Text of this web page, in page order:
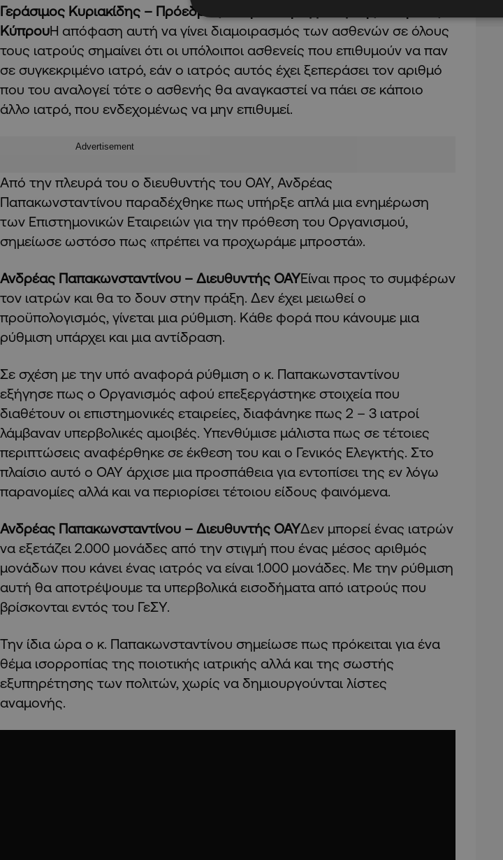
Γεράσιμος Κυριακίδης – Πρόεδρος Ωτορινολαρυγγολογικής Εταιρείας
ΚύπρουΗ απόφαση αυτή να γίνει διαμοιρασμός των ασθενών σε όλους
τους ιατρούς σημαίνει ότι οι υπόλοιποι ασθενείς που επιθυμούν να παν
σε συγκεκριμένο ιατρό, εάν ο ιατρός αυτός έχει ξεπεράσει τον αριθμό
που του αναλογεί τότε ο ασθενής θα αναγκαστεί να πάει σε κάποιο
άλλο ιατρό, που ενδεχομένως να μην επιθυμεί.
Advertisement
Από την πλευρά του ο διευθυντής του ΟΑΥ, Ανδρέας
Παπακωνσταντίνου παραδέχθηκε πως υπήρξε απλά μια ενημέρωση
των Επιστημονικών Εταιρειών για την πρόθεση του Οργανισμού,
σημείωσε ωστόσο πως «πρέπει να προχωράμε μπροστά».
Ανδρέας Παπακωνσταντίνου – Διευθυντής ΟΑΥΕίναι προς το συμφέρων
τον ιατρών και θα το δουν στην πράξη. Δεν έχει μειωθεί ο
προϋπολογισμός, γίνεται μια ρύθμιση. Κάθε φορά που κάνουμε μια
ρύθμιση υπάρχει και μια αντίδραση.
Σε σχέση με την υπό αναφορά ρύθμιση ο κ. Παπακωνσταντίνου
εξήγησε πως ο Οργανισμός αφού επεξεργάστηκε στοιχεία που
διαθέτουν οι επιστημονικές εταιρείες, διαφάνηκε πως 2 – 3 ιατροί
λάμβαναν υπερβολικές αμοιβές. Υπενθύμισε μάλιστα πως σε τέτοιες
περιπτώσεις αναφέρθηκε σε έκθεση του και ο Γενικός Ελεγκτής. Στο
πλαίσιο αυτό ο ΟΑΥ άρχισε μια προσπάθεια για εντοπίσει της εν λόγω
παρανομίες αλλά και να περιορίσει τέτοιου είδους φαινόμενα.
Ανδρέας Παπακωνσταντίνου – Διευθυντής ΟΑΥΔεν μπορεί ένας ιατρών
να εξετάζει 2.000 μονάδες από την στιγμή που ένας μέσος αριθμός
μονάδων που κάνει ένας ιατρός να είναι 1.000 μονάδες. Με την ρύθμιση
αυτή θα αποτρέψουμε τα υπερβολικά εισοδήματα από ιατρούς που
βρίσκονται εντός του ΓεΣΥ.
Την ίδια ώρα ο κ. Παπακωνσταντίνου σημείωσε πως πρόκειται για ένα
θέμα ισορροπίας της ποιοτικής ιατρικής αλλά και της σωστής
εξυπηρέτησης των πολιτών, χωρίς να δημιουργούνται λίστες
αναμονής.